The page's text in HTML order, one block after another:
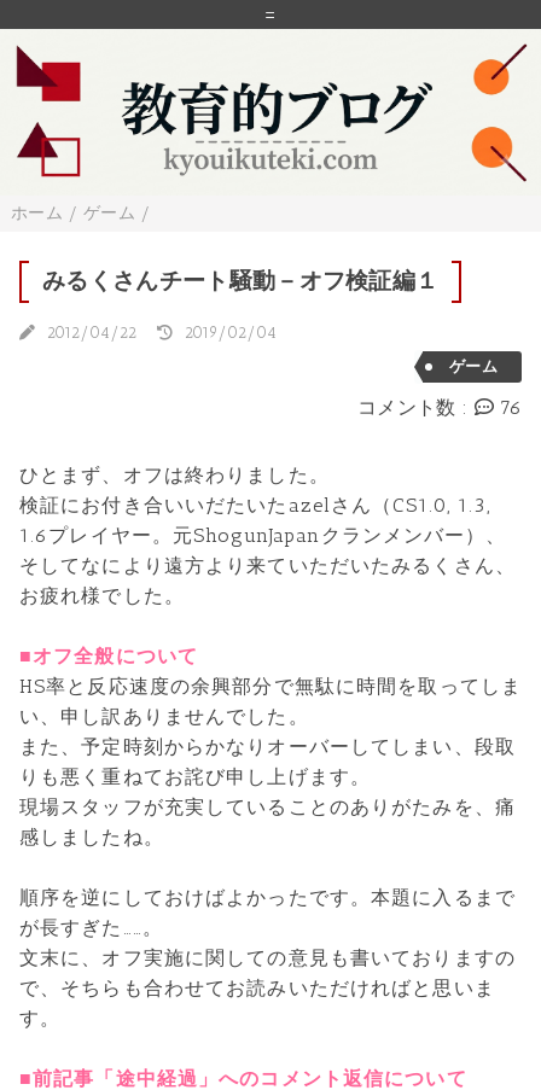
=
ホーム / ゲーム /
みるくさんチート騒動－オフ検証編１
2012/04/22
2019/02/04
ゲーム
コメント数 : 76
ひとまず、オフは終わりました。
検証にお付き合いいだたいたazelさん（CS1.0, 1.3,
1.6プレイヤー。元ShogunJapanクランメンバー）、
そしてなにより遠方より来ていただいたみるくさん、
お疲れ様でした。
■オフ全般について
HS率と反応速度の余興部分で無駄に時間を取ってしま
い、申し訳ありませんでした。
また、予定時刻からかなりオーバーしてしまい、段取
りも悪く重ねてお詫び申し上げます。
現場スタッフが充実していることのありがたみを、痛
感しましたね。
順序を逆にしておけばよかったです。本題に入るまで
が長すぎた……。
文末に、オフ実施に関しての意見も書いておりますの
で、そちらも合わせてお読みいただければと思いま
す。
■前記事「途中経過」へのコメント返信について